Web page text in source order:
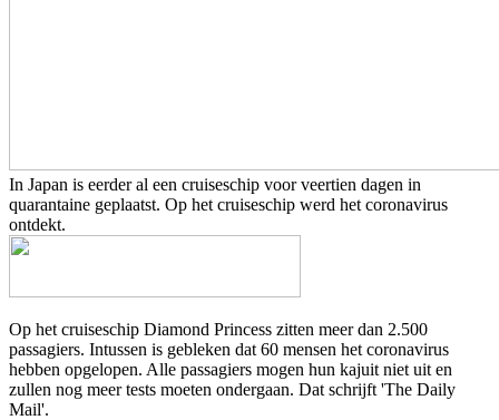
In Japan is eerder al een cruiseschip voor veertien dagen in
quarantaine geplaatst. Op het cruiseschip werd het coronavirus
ontdekt.
Op het cruiseschip Diamond Princess zitten meer dan 2.500
passagiers. Intussen is gebleken dat 60 mensen het coronavirus
hebben opgelopen. Alle passagiers mogen hun kajuit niet uit en
zullen nog meer tests moeten ondergaan. Dat schrijft 'The Daily
Mail'.